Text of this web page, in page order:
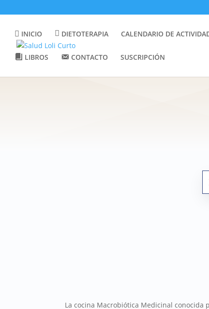
INICIO DIETOTERAPIA CALENDARIO DE
LIBROS CONTACTO SUSCRIPCIÓN
La cocina Macrobiótica Medicinal conocida